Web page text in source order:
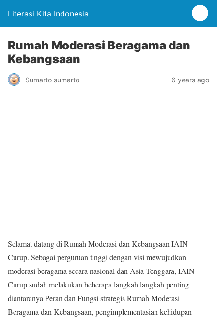
Literasi Kita Indonesia
Rumah Moderasi Beragama dan
Kebangsaan
Sumarto sumarto 6 years ago
Selamat datang di Rumah Moderasi dan Kebangsaan IAIN
Curup. Sebagai perguruan tinggi dengan visi mewujudkan
moderasi beragama secara nasional dan Asia Tenggara, IAIN
Curup sudah melakukan beberapa langkah langkah penting,
diantaranya Peran dan Fungsi strategis Rumah Moderasi
Beragama dan Kebangsaan, pengimplementasian kehidupan